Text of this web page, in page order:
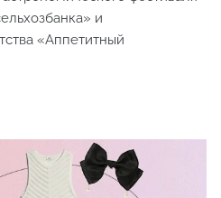
и
«Аппетитный